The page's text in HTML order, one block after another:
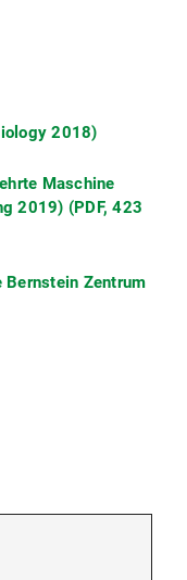
2018)
Maschine
2019) (PDF, 423
Bernstein Zentrum